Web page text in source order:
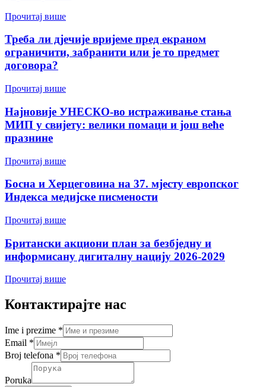
Прочитај више
Треба ли дјечије вријеме пред екраном
ограничити, забранити или је то предмет
договора?
Прочитај више
Најновије УНЕСКО-во истраживање стања
МИП у свијету: велики помаци и још веће
празнине
Прочитај више
Босна и Херцеговина на 37. мјесту европског
Индекса медијске писмености
Прочитај више
Британски акциони план за безбједну и
информисану дигиталну нацију 2026-2029
Прочитај више
Контактирајте нас
Ime i prezime *
Email *
Broj telefona *
Poruka